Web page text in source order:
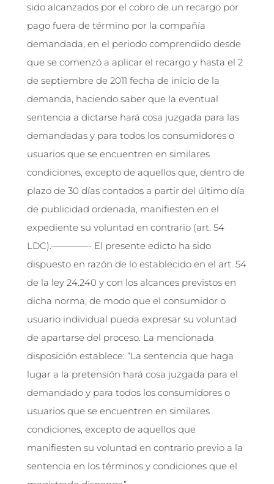
sido alcanzados por el cobro de un recargo por
pago fuera de término por la compañía
demandada, en el periodo comprendido desde
que se comenzó a aplicar el recargo y hasta el 2
de septiembre de 2011 fecha de inicio de la
demanda, haciendo saber que la eventual
sentencia a dictarse hará cosa juzgada para las
demandadas y para todos los consumidores o
usuarios que se encuentren en similares
condiciones, excepto de aquellos que, dentro de
plazo de 30 días contados a partir del último día
de publicidad ordenada, manifiesten en el
expediente su voluntad en contrario (art. 54
LDC).————- El presente edicto ha sido
dispuesto en razón de lo establecido en el art. 54
de la ley 24.240 y con los alcances previstos en
dicha norma, de modo que el consumidor o
usuario individual pueda expresar su voluntad
de apartarse del proceso. La mencionada
disposición establece: “La sentencia que haga
lugar a la pretensión hará cosa juzgada para el
demandado y para todos los consumidores o
usuarios que se encuentren en similares
condiciones, excepto de aquellos que
manifiesten su voluntad en contrario previo a la
sentencia en los términos y condiciones que el